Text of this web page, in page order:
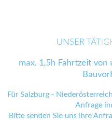
UNSER
max. 1,5h Fahrtzeit von
Für Salzburg -
Anfrage
Bitte senden Sie uns Ihre